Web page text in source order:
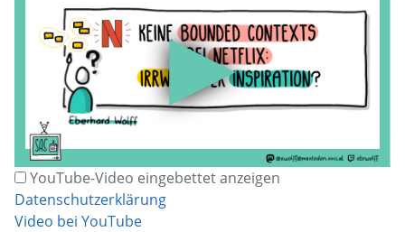
▶
YouTube-Video eingebettet anzeigen
Datenschutzerklärung
Video bei YouTube